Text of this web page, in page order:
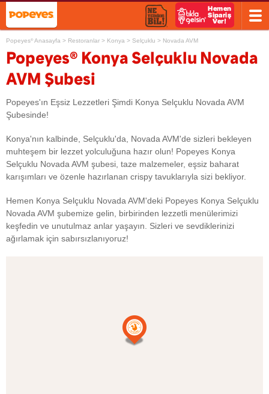
Popeyes® Anasayfa > Restoranlar > Konya > Selçuklu > Novada AVM
Popeyes®
Konya Selçuklu Novada
AVM Şubesi
Popeyes'ın Eşsiz Lezzetleri Şimdi Konya Selçuklu Novada AVM
Şubesinde!
Konya'nın kalbinde, Selçuklu'da, Novada AVM'de sizleri bekleyen
muhteşem bir lezzet yolculuğuna hazır olun! Popeyes Konya
Selçuklu Novada AVM şubesi, taze malzemeler, eşsiz baharat
karışımları ve özenle hazırlanan crispy tavuklarıyla sizi bekliyor.
Hemen Konya Selçuklu Novada AVM'deki Popeyes Konya Selçuklu
Novada AVM şubemize gelin, birbirinden lezzetli menülerimizi
keşfedin ve unutulmaz anlar yaşayın. Sizleri ve sevdiklerinizi
ağırlamak için sabırsızlanıyoruz!